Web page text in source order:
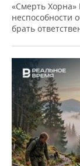
«Смерть
неспособности
брать